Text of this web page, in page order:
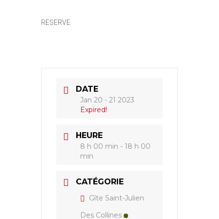
RESERVE
DATE
Jan 20 - 21 2023
Expired!
HEURE
8 h 00 min - 18 h 00
min
CATÉGORIE
Gîte Saint-Julien
Des Collines